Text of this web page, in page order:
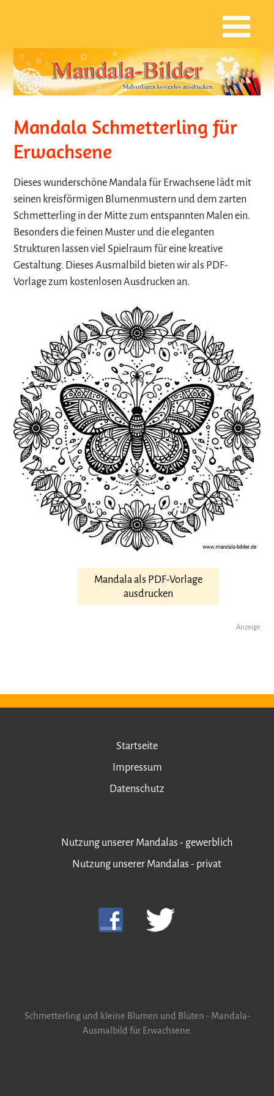
Mandala Schmetterling für
Erwachsene
Dieses wunderschöne Mandala für Erwachsene lädt mit
seinen kreisförmigen Blumenmustern und dem zarten
Schmetterling in der Mitte zum entspannten Malen ein.
Besonders die feinen Muster und die eleganten
Strukturen lassen viel Spielraum für eine kreative
Gestaltung. Dieses Ausmalbild bieten wir als PDF-
Vorlage zum kostenlosen Ausdrucken an.
Mandala als PDF-Vorlage
ausdrucken
Anzeige
Startseite
Impressum
Datenschutz
Nutzung unserer Mandalas - gewerblich
Nutzung unserer Mandalas - privat
Schmetterling und kleine Blumen und Blüten - Mandala-
Ausmalbild für Erwachsene.